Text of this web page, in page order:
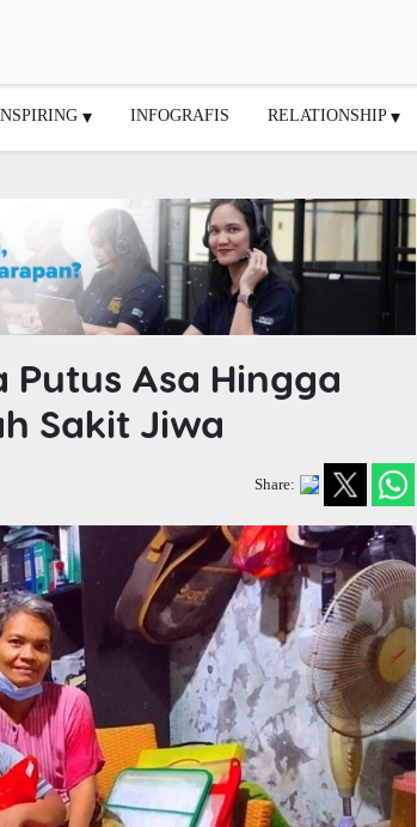
INFOGRAFIS RELATIONSHIP
Putus Asa Hingga
Sakit Jiwa
Share: